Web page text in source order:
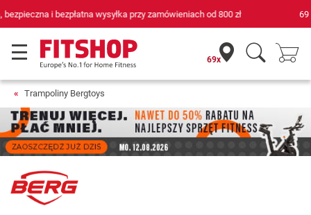
69 sklepów fitness i 75 własnych techników serwisowych
69x
Trampoliny Bergtoys